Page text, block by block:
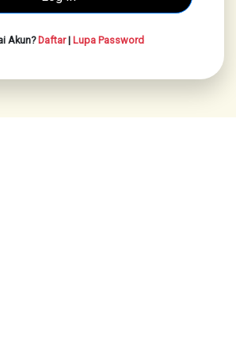
Akun?Daftar| Lupa Password